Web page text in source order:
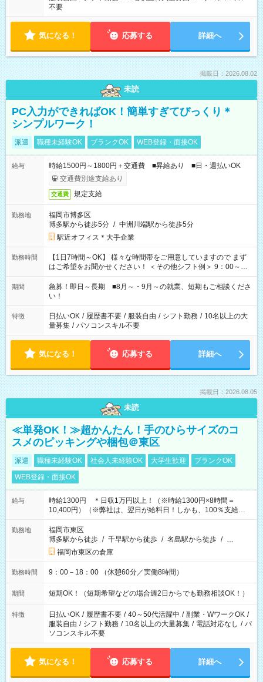
不要
気になる！ 応募する 詳細へ
掲載日：2026.08.02
未読
PC入力ができればOK！簡単すぎてびっくり＊
シンプルワーク！
派遣 職種未経験OK ブランクOK WEB登録・面接OK
給与
時給1500円～1800円＋交通費 ■昇給あり ■日・週払いOK
交通費別途支給あり
交通費 規定支給
勤務地
福岡市博多区
博多駅から徒歩5分 / 中洲川端駅から徒歩5分
駅近オフィス＊大手企業
勤務時間
【1日7時間～OK】 様々な時間帯をご用意していますので まず
はご希望をお聞かせください！ ＜その他シフト例＞ 9：00～
17：00 11：00～20：00 などなど！その他のお時間もOKで
す！
期間
急募！即日～長期 ■8月～・9月～の就業、短期もご相談くださ
い！
特徴 日払いOK / 履歴書不要 / 服装自由 / シフト勤務 / 10名以上の大
量募集 / パソコンスキル不要
気になる！ 応募する 詳細へ
掲載日：2026.08.05
未読
≪単発OK！≫超かんたん！手のひらサイズのコ
スメのピッキングや梱包＠東区
派遣 職種未経験OK 社会人未経験OK 大学生歓迎
ブランクOK
WEB登録・面接OK
給与
時給1300円 ＊日収1万円以上！（※時給1300円×8時間＝
10,400円）（※弊社は、翌日が給料日！しかも、100％支給な
ので働いた分がすぐにもらえる！）
勤務地
福岡市東区
博多駅から徒歩 / 千早駅から徒歩 / 名島駅から徒歩 / …
福岡市東区の倉庫
勤務時間 9：00－18：00 （休憩60分／実働8時間）
期間 短期OK！（短期希望などの場合週2日からでも勤務相談OK！）
特徴 日払いOK / 履歴書不要 / 40～50代活躍中 / 副業・WワークOK /
服装自由 / シフト勤務 / 10名以上の大量募集 / 電話対応なし / パ
ソコンスキル不要
気になる！ 応募する 詳細へ